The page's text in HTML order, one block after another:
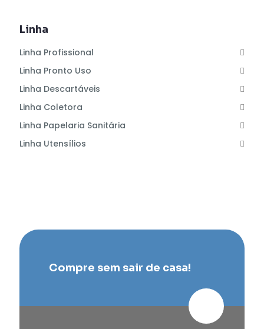
Linha
Linha Profissional
Linha Pronto Uso
Linha Descartáveis
Linha Coletora
Linha Papelaria Sanitária
Linha Utensílios
Compre sem sair de casa!